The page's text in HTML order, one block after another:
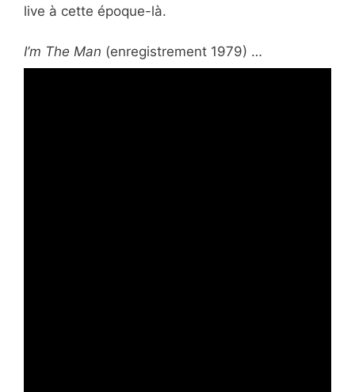
live à cette époque-là.
I’m The Man (enregistrement 1979) …